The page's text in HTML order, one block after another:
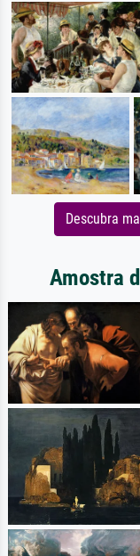
Descubra
Amostra